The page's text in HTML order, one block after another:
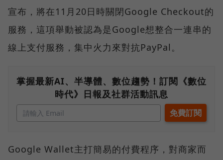
宣布，將在11月20日時關閉Google Checkout的
服務，這項舉動被認為是Google想整合一連串的
線上支付服務，集中火力來對抗PayPal。
掌握最新AI、半導體、數位趨勢！訂閱《數位
時代》日報及社群活動訊息
Google Wallet主打簡易的付費程序，對商家而